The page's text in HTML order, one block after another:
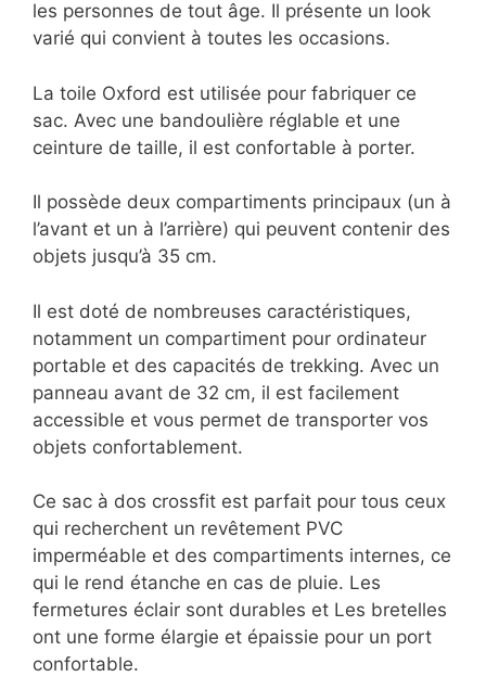
les personnes de tout âge. Il présente un look
varié qui convient à toutes les occasions.
La toile Oxford est utilisée pour fabriquer ce
sac. Avec une bandoulière réglable et une
ceinture de taille, il est confortable à porter.
Il possède deux compartiments principaux (un à
l’avant et un à l’arrière) qui peuvent contenir des
objets jusqu’à 35 cm.
Il est doté de nombreuses caractéristiques,
notamment un compartiment pour ordinateur
portable et des capacités de trekking. Avec un
panneau avant de 32 cm, il est facilement
accessible et vous permet de transporter vos
objets confortablement.
Ce sac à dos crossfit est parfait pour tous ceux
qui recherchent un revêtement PVC
imperméable et des compartiments internes, ce
qui le rend étanche en cas de pluie. Les
fermetures éclair sont durables et Les bretelles
ont une forme élargie et épaissie pour un port
confortable.